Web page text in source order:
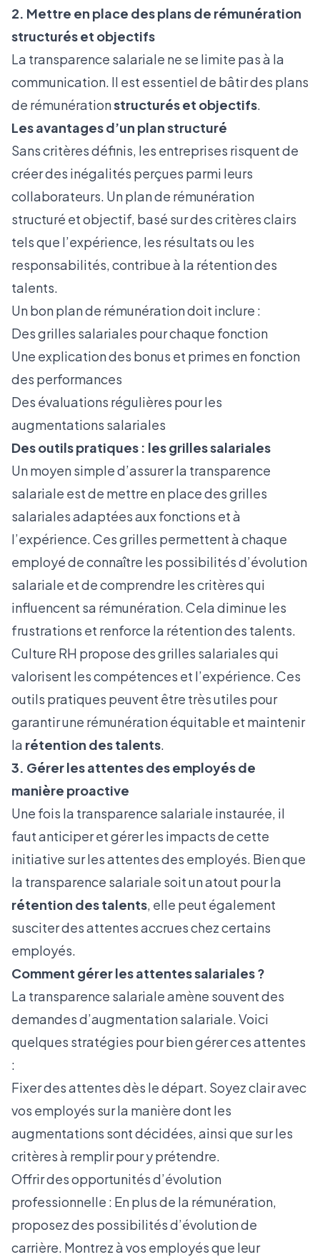
2. Mettre en place des plans de rémunération
structurés et objectifs
La transparence salariale ne se limite pas à la
communication. Il est essentiel de bâtir des plans
de rémunérationstructurés et objectifs.
Les avantages d’un plan structuré
Sans critères définis, les entreprises risquent de
créer des inégalités perçues parmi leurs
collaborateurs. Un plan de rémunération
structuré et objectif, basé sur des critères clairs
tels que l’expérience, les résultats ou les
responsabilités, contribue à la rétention des
talents.
Un bon plan de rémunération doit inclure :
Des grilles salariales pour chaque fonction
Une explication des bonus et primes en fonction
des performances
Des évaluations régulières pour les
augmentations salariales
Des outils pratiques : les grilles salariales
Un moyen simple d’assurer la transparence
salariale est de mettre en place des grilles
salariales adaptées aux fonctions et à
l’expérience. Ces grilles permettent à chaque
employé de connaître les possibilités d’évolution
salariale et de comprendre les critères qui
influencent sa rémunération. Cela diminue les
frustrations et renforce la rétention des talents.
Culture RH propose des grilles salariales qui
valorisent les compétences et l’expérience. Ces
outils pratiques peuvent être très utiles pour
garantir une rémunération équitable et maintenir
la rétention des talents.
3. Gérer les attentes des employés de
manière proactive
Une fois la transparence salariale instaurée, il
faut anticiper et gérer les impacts de cette
initiative sur les attentes des employés. Bien que
la transparence salariale soit un atout pour la
rétention des talents, elle peut également
susciter des attentes accrues chez certains
employés.
Comment gérer les attentes salariales ?
La transparence salariale amène souvent des
demandes d’augmentation salariale. Voici
quelques stratégies pour bien gérer ces attentes
:
Fixer des attentes dès le départ. Soyez clair avec
vos employés sur la manière dont les
augmentations sont décidées, ainsi que sur les
critères à remplir pour y prétendre.
Offrir des opportunités d’évolution
professionnelle : En plus de la rémunération,
proposez des possibilités d’évolution de
carrière. Montrez à vos employés que leur